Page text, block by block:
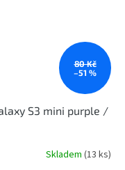
80 Kč
–51 %
S3 mini purple /
Skladem (13 ks)